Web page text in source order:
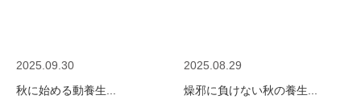
2025.09.30
秋に始める動養生...
2025.08.29
燥邪に負けない秋の養生...